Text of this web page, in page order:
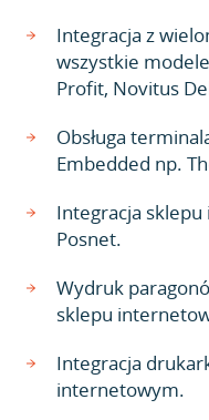
Integracja z
wszystkie
Profit, Novitus
Obsługa
Embedded np.
Integracja
Posnet.
Wydruk
sklepu
Integracja
internetowym.